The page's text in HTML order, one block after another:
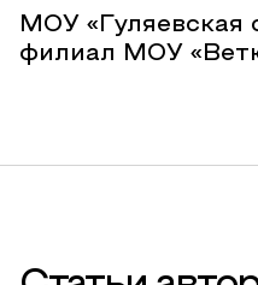
МОУ «Гуляевская
филиал МОУ